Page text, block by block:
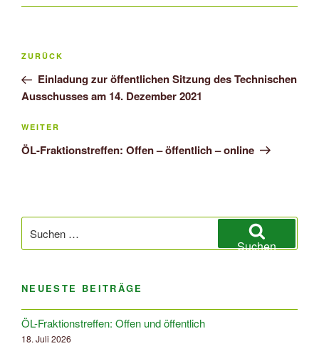
Beitragsnavigation
Vorheriger
Beitrag
ZURÜCK
Einladung zur öffentlichen Sitzung des Technischen
Ausschusses am 14. Dezember 2021
Nächster
Beitrag
WEITER
ÖL-Fraktionstreffen: Offen – öffentlich – online
nach:
Suchen
NEUESTE BEITRÄGE
ÖL-Fraktionstreffen: Offen und öffentlich
18. Juli 2026